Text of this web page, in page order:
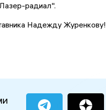
радиал".
Надежду Журенкову!